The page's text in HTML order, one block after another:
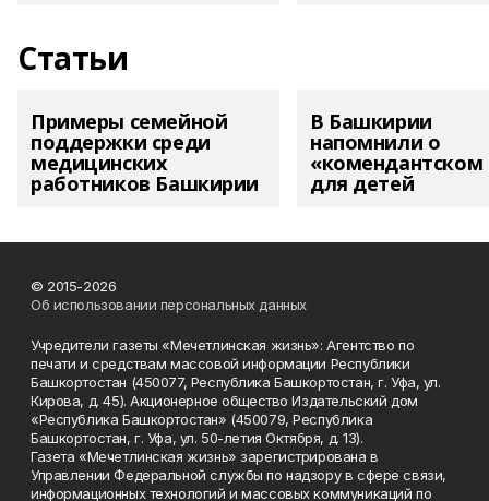
Статьи
Примеры семейной
поддержки среди
медицинских
работников Башкирии
В Башкирии
напомнили о
«комендантском
для детей
© 2015-2026
Об использовании персональных данных
Учредители газеты «Мечетлинская жизнь»: Агентство по
печати и средствам массовой информации Республики
Башкортостан (450077, Республика Башкортостан, г. Уфа, ул.
Кирова, д. 45). Акционерное общество Издательский дом
«Республика Башкортостан» (450079, Республика
Башкортостан, г. Уфа, ул. 50-летия Октября, д. 13).
Газета «Мечетлинская жизнь» зарегистрирована в
Управлении Федеральной службы по надзору в сфере связи,
информационных технологий и массовых коммуникаций по